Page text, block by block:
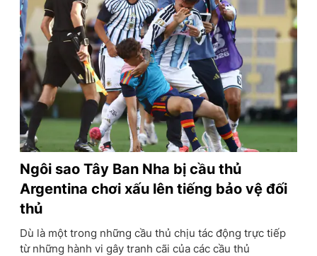
Ngôi sao Tây Ban Nha bị cầu thủ
Argentina chơi xấu lên tiếng bảo vệ đối
thủ
Dù là một trong những cầu thủ chịu tác động trực tiếp
từ những hành vi gây tranh cãi của các cầu thủ